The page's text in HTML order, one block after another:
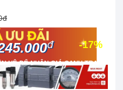
-17%
đ
HỆ ĐỂ NHẬN GIÁ CẠNH TRANH
THỊ TRƯỜNG